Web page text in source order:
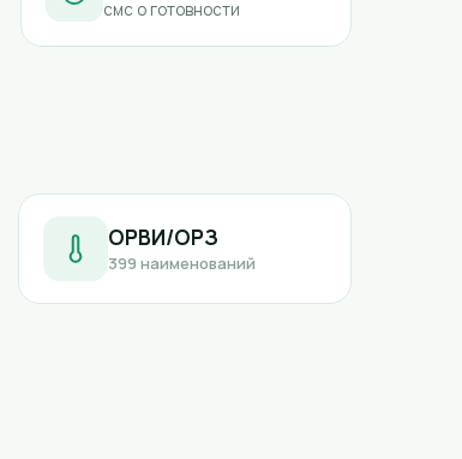
смс о готовности
ОРВИ/ОРЗ
399 наименований